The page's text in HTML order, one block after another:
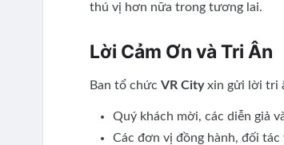
thú vị hơn nữa trong tương lai.
Lời Cảm Ơn và Tri Ân
Ban tổ chức VR Cityxin gửi lời tri
Quý khách mời, các diễn giả
Các đơn vị đồng hành, đối